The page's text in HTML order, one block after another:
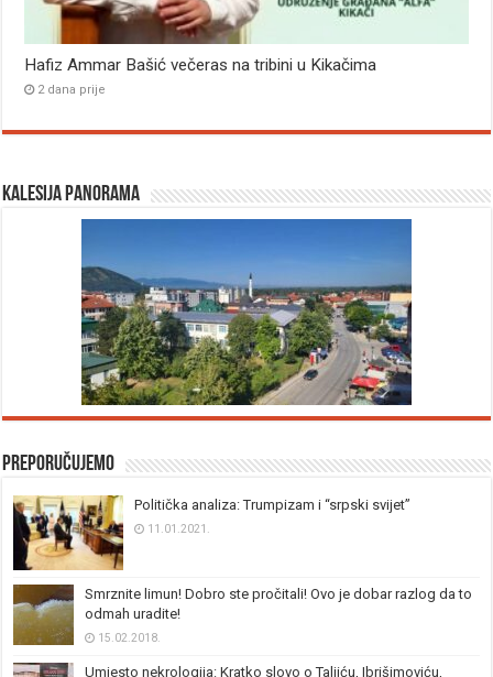
Hafiz Ammar Bašić večeras na tribini u Kikačima
2 dana prije
Kalesija panorama
Preporučujemo
Politička analiza: Trumpizam i “srpski svijet”
11.01.2021.
Smrznite limun! Dobro ste pročitali! Ovo je dobar razlog da to
odmah uradite!
15.02.2018.
Umjesto nekrologija: Kratko slovo o Taljiću, Ibrišimoviću,